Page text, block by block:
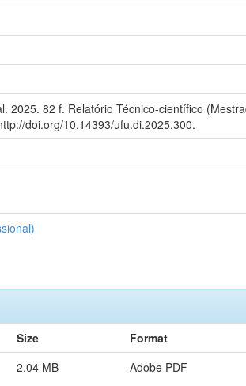
2025. 82 f. Relatório Técnico-científico
doi.org/10.14393/ufu.di.2025.300.
Size
Format
2.04 MB Adobe PDF